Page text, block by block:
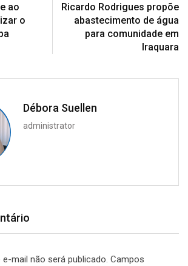
ao
o
Ricardo Rodrigues propõe
abastecimento de água
para comunidade em
Iraquara
Débora Suellen
administrator
mail não será publicado. Campos